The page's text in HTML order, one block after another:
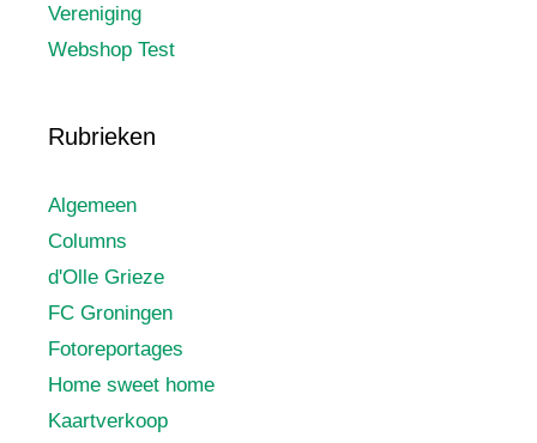
Vereniging
Webshop Test
Rubrieken
Algemeen
Columns
d'Olle Grieze
FC Groningen
Fotoreportages
Home sweet home
Kaartverkoop